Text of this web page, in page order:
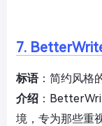
7.
标语：简约风格
介绍 ：
境，专为那些重